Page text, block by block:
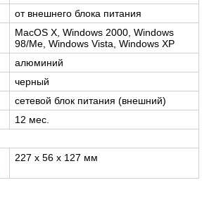
от внешнего блока питания
MacOS X, Windows 2000, Windows
98/Me, Windows Vista, Windows XP
алюминий
черный
сетевой блок питания (внешний)
12 мес.
227 x 56 x 127 мм